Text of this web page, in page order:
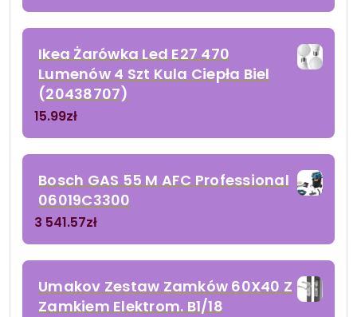
Ikea Żarówka Led E27 470
Lumenów 4 Szt Kula Ciepła Biel
(20438707)
15.99zł
Bosch GAS 55 M AFC Professional
06019C3300
3 541.57zł
Umakov Zestaw Zamków 60X40 Z
Zamkiem Elektrom. B1/18